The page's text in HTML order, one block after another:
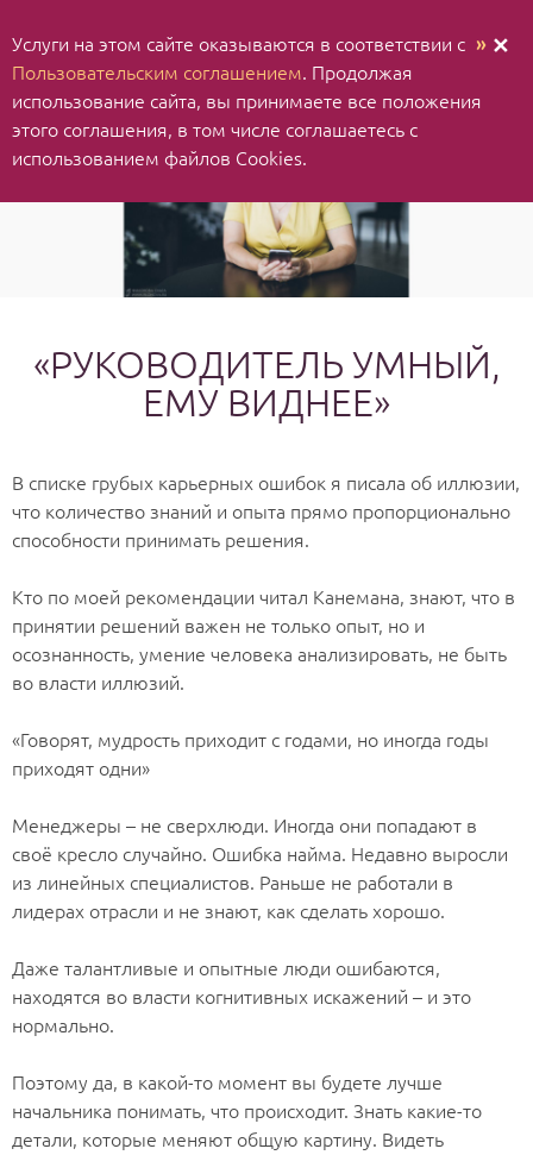
«РУКОВОДИТЕЛЬ УМНЫЙ,
ЕМУ ВИДНЕЕ»
В списке грубых карьерных ошибок я писала об иллюзии,
что количество знаний и опыта прямо пропорционально
способности принимать решения.
Кто по моей рекомендации читал Канемана, знают, что в
принятии решений важен не только опыт, но и
осознанность, умение человека анализировать, не быть
во власти иллюзий.
«Говорят, мудрость приходит с годами, но иногда годы
приходят одни»
Менеджеры – не сверхлюди. Иногда они попадают в
своё кресло случайно. Ошибка найма. Недавно выросли
из линейных специалистов. Раньше не работали в
лидерах отрасли и не знают, как сделать хорошо.
Даже талантливые и опытные люди ошибаются,
находятся во власти когнитивных искажений – и это
нормально.
Поэтому да, в какой-то момент вы будете лучше
начальника понимать, что происходит. Знать какие-то
детали, которые меняют общую картину. Видеть
Услуги на этом сайте оказываются в соответствии с »
Пользовательским соглашением. Продолжая
использование cайта, вы принимаете все положения
этого соглашения, в том числе соглашаетесь с
использованием файлов Cookies.
✕